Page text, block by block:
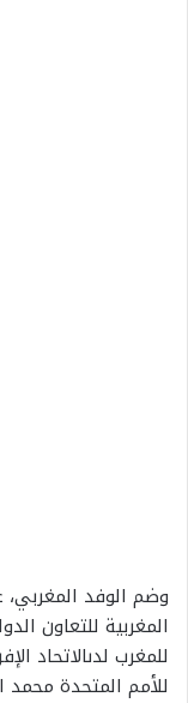
وضم الوفد المغربي،
المغربية للتعاون
للمغرب لدىالاتحاد
للأمم المتحدة محمد